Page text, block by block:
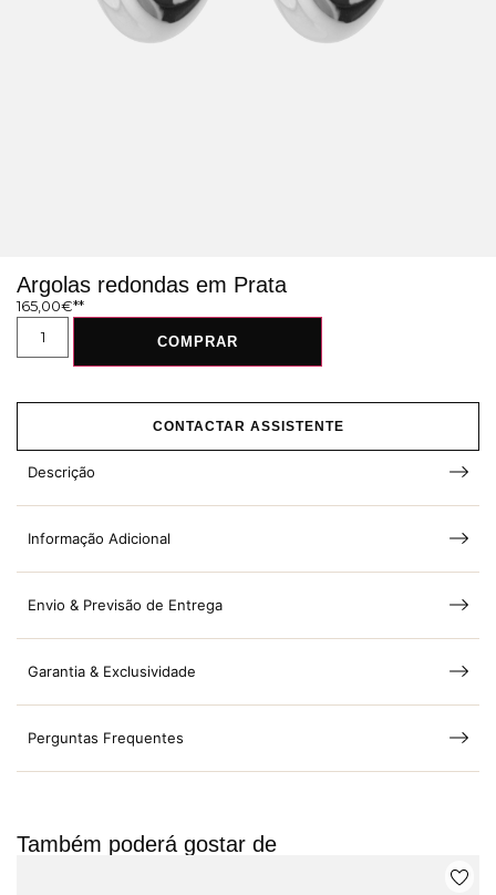
Argolas redondas em Prata
165,00€
COMPRAR
CONTACTAR ASSISTENTE
Descrição
Informação Adicional
Envio & Previsão de Entrega
Garantia & Exclusividade
Perguntas Frequentes
Também poderá gostar de